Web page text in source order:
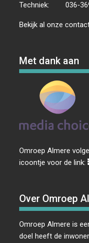
Techniek:
036-
Bekijk al onze
Met dank aan
Omroep Almere
icoontje voor de link:
Over Omroep
Omroep Almere is
doel heeft de